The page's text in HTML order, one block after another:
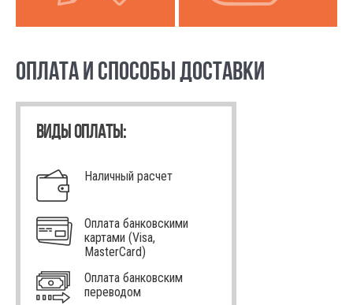
ОПЛАТА И СПОСОБЫ ДОСТАВКИ
ВИДЫ ОПЛАТЫ:
Наличный расчет
Оплата банковскими
картами (Visa,
MasterCard)
Оплата банковским
переводом